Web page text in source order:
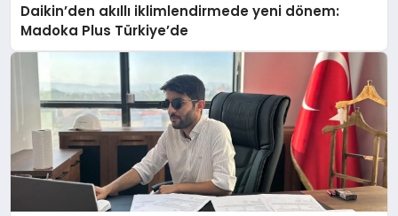
Daikin’den akıllı iklimlendirmede yeni dönem:
Madoka Plus Türkiye’de